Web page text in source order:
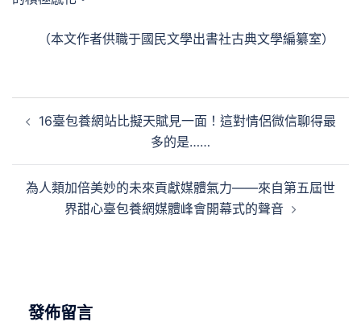
（本文作者供職于國民文學出書社古典文學編纂室）
章
覽
16臺包養網站比擬天賦見一面！這對情侶微信聊得最
多的是……
為人類加倍美妙的未來貢獻媒體氣力——來自第五屆世
界甜心臺包養網媒體峰會開幕式的聲音
發佈留言